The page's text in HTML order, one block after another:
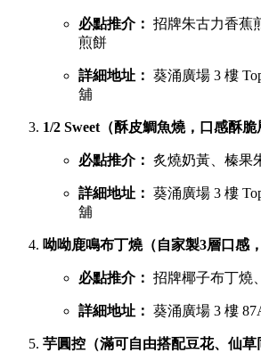
必點推介： 招牌朱古力香蕉
煎餅
詳細地址： 葵涌廣場 3 樓
舖
1/2 Sweet（酥皮鯛魚燒，口感酥脆
必點推介： 炙燒奶黃、榛果
詳細地址： 葵涌廣場 3 樓
舖
呦呦鹿鳴布丁燒（自家製3層口感
必點推介： 招牌椰子布丁燒
詳細地址： 葵涌廣場 3 樓
芋圓控（滿可自由搭配豆花、仙草